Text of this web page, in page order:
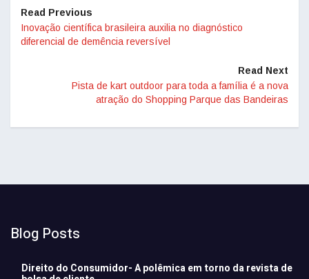
Read Previous
Inovação científica brasileira auxilia no diagnóstico
diferencial de demência reversível
Read Next
Pista de kart outdoor para toda a família é a nova
atração do Shopping Parque das Bandeiras
Blog Posts
Direito do Consumidor- A polêmica em torno da revista de